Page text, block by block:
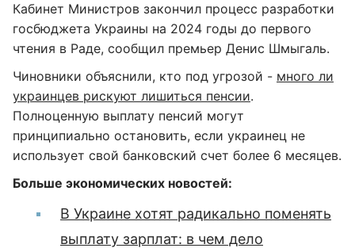
Кабинет Министров закончил процесс разработки
госбюджета Украины на 2024 годы до первого
чтения в Раде, сообщил премьер Денис Шмыгаль.
Чиновники объяснили, кто под угрозой - много ли
украинцев рискуют лишиться пенсии.
Полноценную выплату пенсий могут
принципиально остановить, если украинец не
использует свой банковский счет более 6 месяцев.
Больше экономических новостей:
В Украине хотят радикально поменять
выплату зарплат: в чем дело